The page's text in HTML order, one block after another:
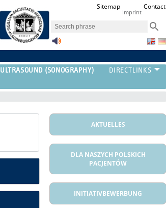
Sitemap
Imprint
Contact
ULTRASOUND (SONOGRAPHY)
DLA NASZYCH POLSKICH
PACJENTÓW
AKTUELLES
INITIATIVBEWERBUNG